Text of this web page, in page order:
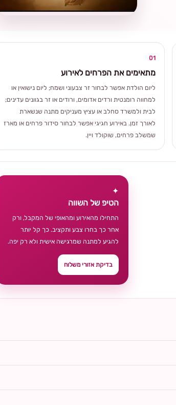
01
מתאימים את הפרחים לאירוע
ליום הולדת אפשר לבחור זר צבעוני ושמח; ליום נישואין או
למחווה רומנטית ורדים אדומים, ורודים או זר בגוונים עדינים;
לבית ולמשרד סחלב או עציץ מעניקים מתנה שנשארת
לאורך זמן. באירוע חגיגי אפשר לבחור סידור פרחים או מארז
שמשלב פרחים, שוקולד ויין.
✦
הטיפ של השווה
התחילו מהאירוע ומהאופי של המקבל, ורק
אחר כך בחרו צבע ותקציב. כך קל יותר
להגיע למתנה שמרגישה אישית ולא רק יפה.
בדיקת אזורי משלוח